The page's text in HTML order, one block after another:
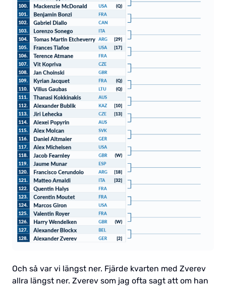
Och så var vi längst ner. Fjärde kvarten med Zverev
allra längst ner. Zverev som jag ofta sagt att om han